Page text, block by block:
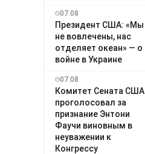
07.08
Президент США: «Мы
не вовлечены, нас
отделяет океан» — о
войне в Украине
07.08
Комитет Сената США
проголосовал за
признание Энтони
Фаучи виновным в
неуважении к
Конгрессу